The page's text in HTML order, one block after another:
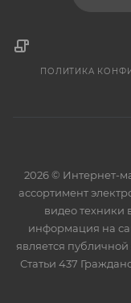
ПОЛИТИКА
2026 © Интернет-
ассортимент
видео техники
информация на
является
Статьи 437